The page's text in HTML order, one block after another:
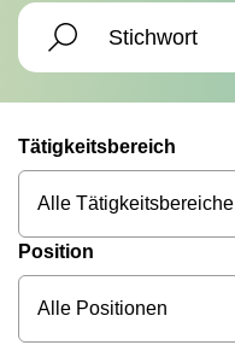
Tätigkeitsbereich
Alle Tätigkeitsbereiche
Position
Alle Positionen